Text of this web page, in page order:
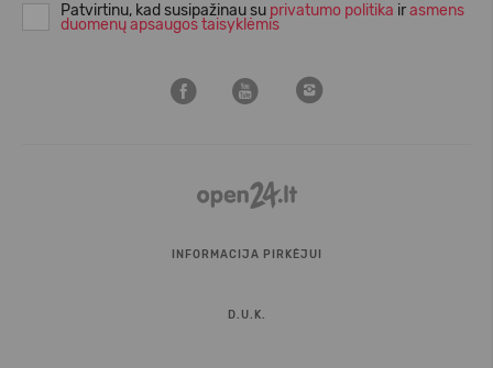
Patvirtinu, kad susipažinau su privatumo politika irasmens
duomenų apsaugos taisyklėmis
INFORMACIJA PIRKĖJUI
D.U.K.